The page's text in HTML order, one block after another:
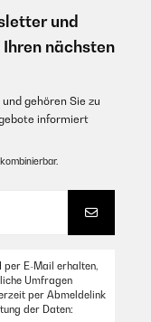
GmbH nicht
18/10/2023
est super : très joli.
nicht
30/08/2022
ne fait pas
il as trois niveaux de
und
nächsten
gehören Sie zu
informiert
per E-Mail erhalten,
Umfragen
per Abmeldelink
der Daten: